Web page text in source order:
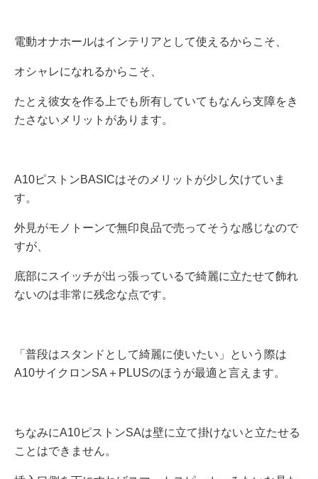
電動オナホールはインテリアとして使えるからこそ、
オシャレになれるからこそ、
たとえ彼女を作る上でも所有していてもなんら支障をき
たさないメリットがあります。
A10ピストンBASICはそのメリットが少し欠けていま
す。
外見がモノトーンで無印良品で売ってそうな感じなので
すが、
底部にスイッチが出っ張っているで綺麗に立たせて飾れ
ないのは非常に残念な点です。
「普段はスタンドとして綺麗に使いたい」という際は
A10サイクロンSA＋PLUSのほうが最適と言えます。
ちなみにA10ピストンSAは壁に立て掛けないと立たせる
ことはできません。